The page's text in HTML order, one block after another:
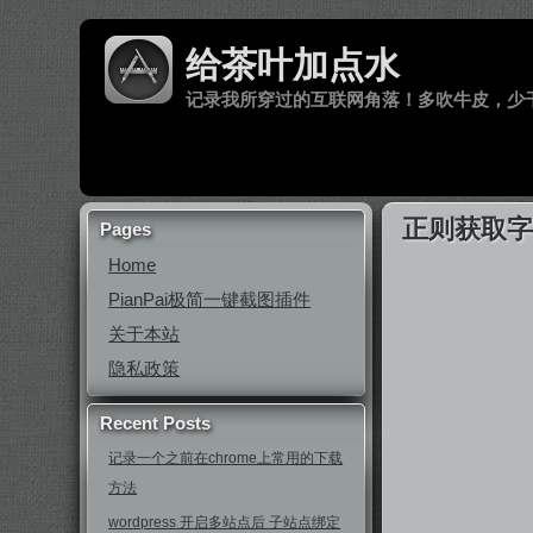
给茶叶加点水
记录我所穿过的互联网角落！多吹牛皮，少
Pages
Home
PianPai极简一键截图插件
关于本站
隐私政策
Recent Posts
记录一个之前在chrome上常用的下载
方法
wordpress 开启多站点后 子站点绑定
正则获取